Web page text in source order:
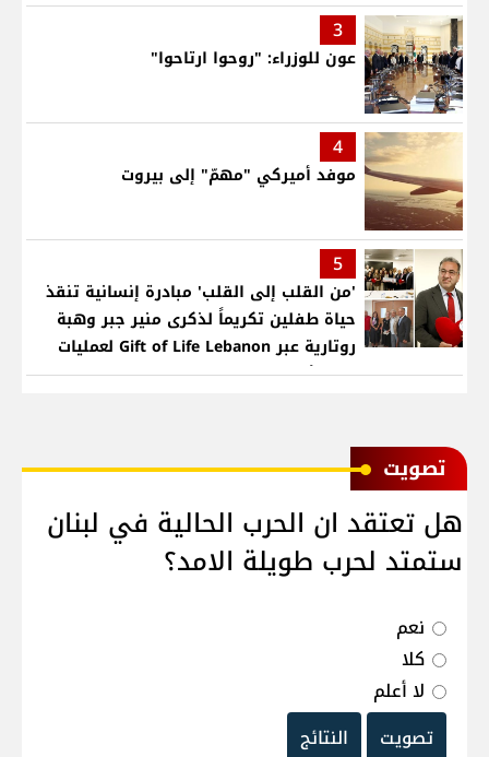
3
عون للوزراء: "روحوا ارتاحوا"
4
موفد أميركي "مهمّ" إلى بيروت
5
'من القلب إلى القلب' مبادرة إنسانية تنقذ
حياة طفلين تكريماً لذكرى منير جبر وهبة
روتارية عبر Gift of Life Lebanon لعمليات
قلب لأطفال في مستشفى حمود الجامعي
ﺗﺼﻮﻳﺖ
هل تعتقد ان الحرب الحالية في لبنان
ستمتد لحرب طويلة الامد؟
نعم
كلا
لا أعلم
تصويت
النتائج